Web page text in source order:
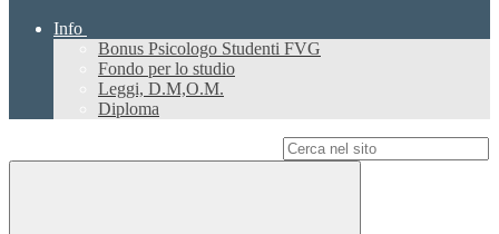
Info
Bonus Psicologo Studenti FVG
Fondo per lo studio
Leggi, D.M,O.M.
Diploma